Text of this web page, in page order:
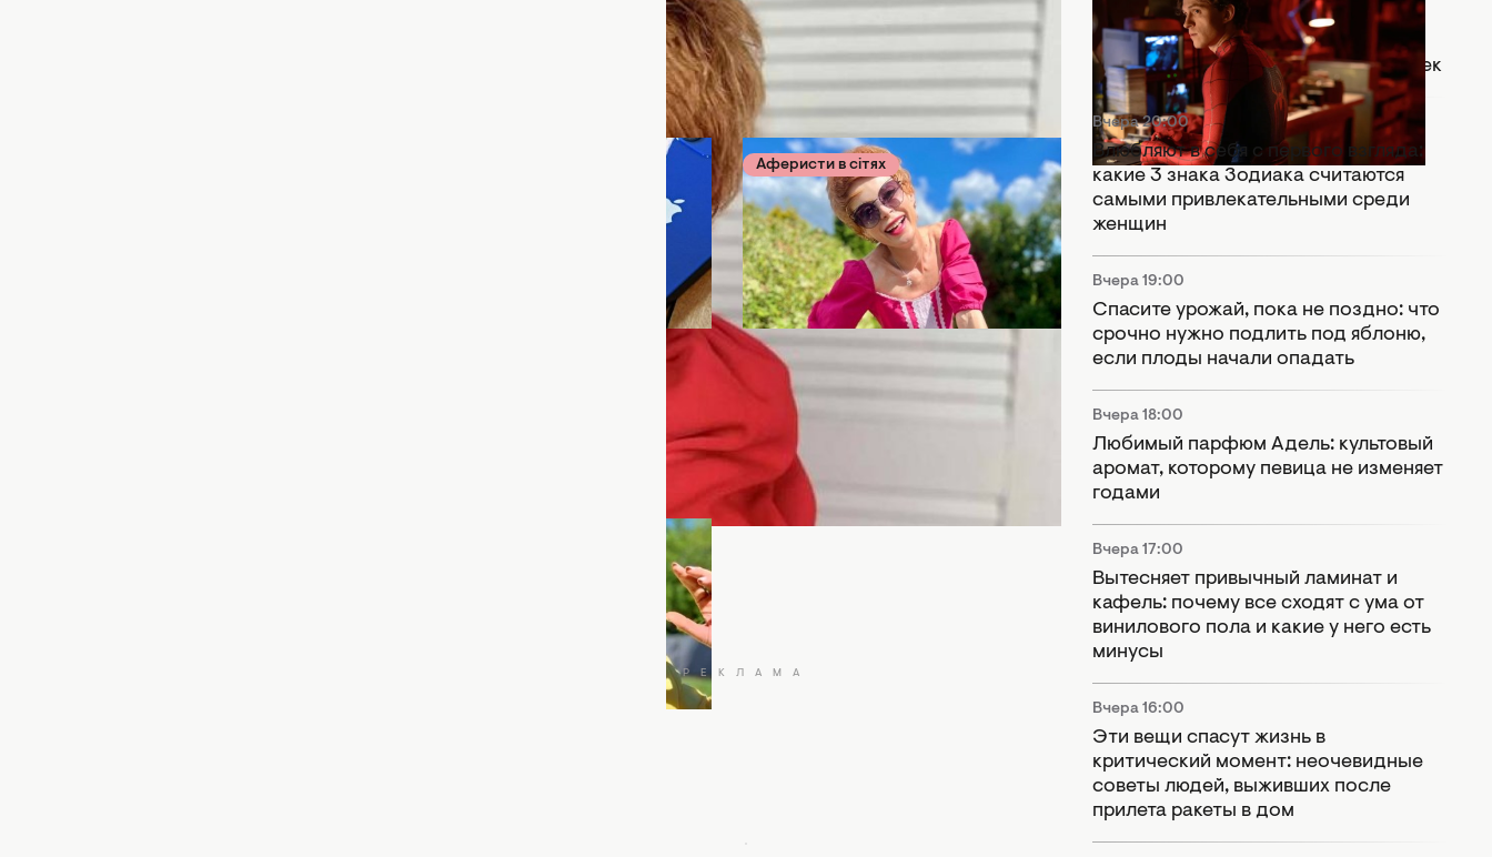
Дегтярное мыло вместо iPhone
Аферисти в сітях 11 сентября 2023
Стартует новый сезон
"Аферисты в сетях": где и когда
смотреть 1 выпуск
09 декабря 2022
"Аферисты в сетях" 7 сезон: 13
выпуск от 10.12.22 смотреть
Что означает сцена после титров
"Человек-паук: Абсолютно новый
день": Marvel оставили важный намек
Вчера 20:00
Влюбляют в себя с первого взгляда:
какие 3 знака Зодиака считаются
самыми привлекательными среди
женщин
Вчера 19:00
Спасите урожай, пока не поздно: что
срочно нужно подлить под яблоню,
если плоды начали опадать
Вчера 18:00
Любимый парфюм Адель: культовый
аромат, которому певица не изменяет
годами
Вчера 17:00
Вытесняет привычный ламинат и
кафель: почему все сходят с ума от
винилового пола и какие у него есть
минусы
Вчера 16:00
Эти вещи спасут жизнь в
критический момент: неочевидные
советы людей, выживших после
прилета ракеты в дом